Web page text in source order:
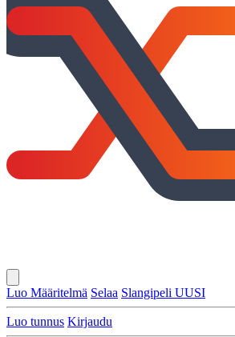
Luo Määritelmä Selaa Slangipeli UUSI
Luo tunnus Kirjaudu